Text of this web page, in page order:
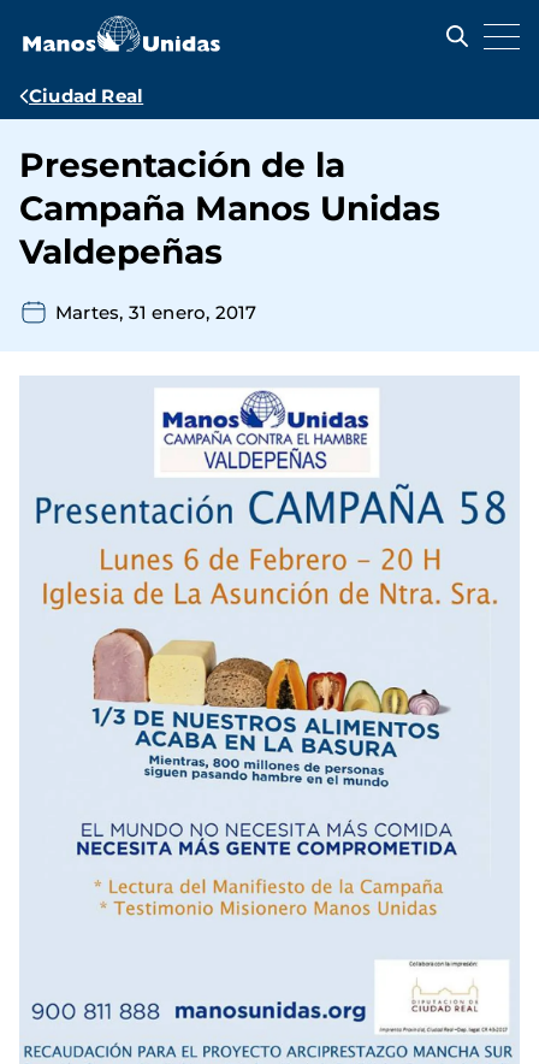
contenido
Ruta
navegación
Ciudad Real
Presentación de la
Campaña Manos Unidas
Valdepeñas
Martes, 31 enero, 2017